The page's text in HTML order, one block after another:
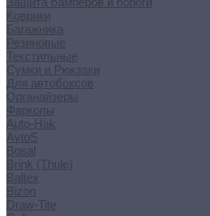
Коврики
Багажника
Резиновые
Текстильные
Сумки и Рюкзаки
Для автобоксов
Органайзеры
Фаркопы
Auto-Hak
AvtoS
Bosal
Brink (Thule)
Baltex
Bizon
Draw-Tite